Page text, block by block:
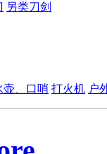
另类刀剑
壶、口哨 打火机 户